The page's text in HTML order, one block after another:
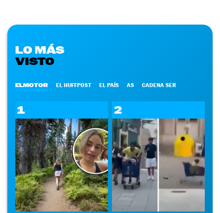
LO MÁS
VISTO
ELMOTOR EL HUFFPOST EL PAÍS AS CADENA SER
1 2